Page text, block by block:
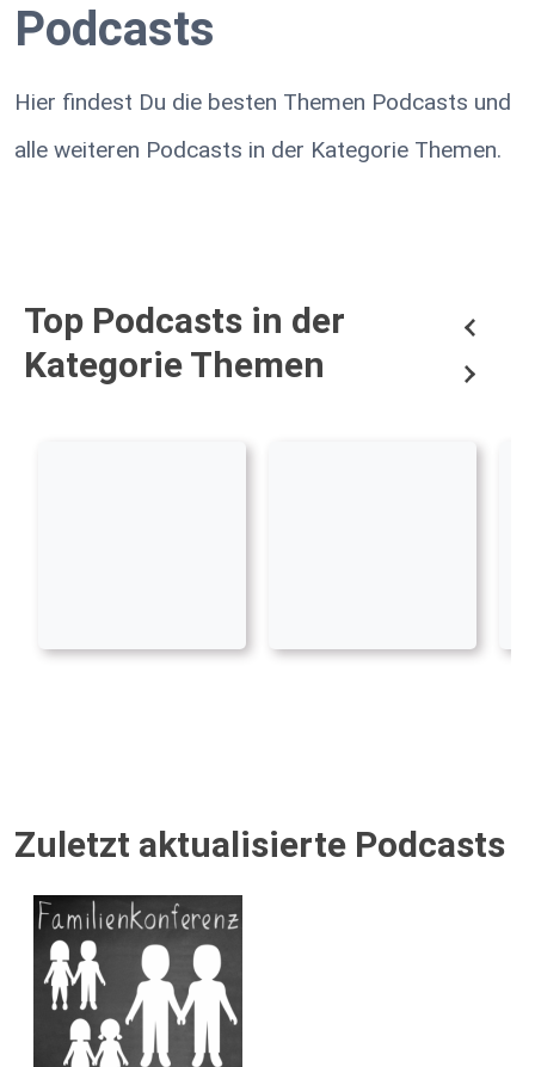
Podcasts
Hier findest Du die besten Themen Podcasts und
alle weiteren Podcasts in der Kategorie Themen.
Top Podcasts in der
Kategorie Themen
Zuletzt aktualisierte Podcasts